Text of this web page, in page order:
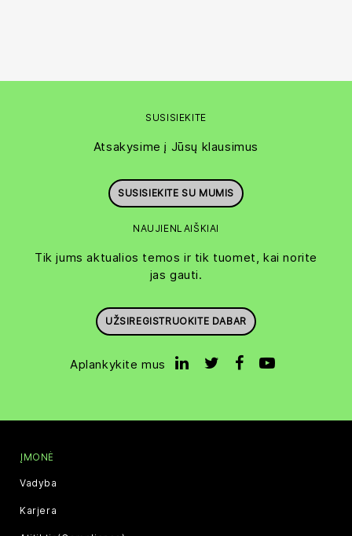
SUSISIEKITE
Atsakysime į Jūsų klausimus
SUSISIEKITE SU MUMIS
NAUJIENLAIŠKIAI
Tik jums aktualios temos ir tik tuomet, kai norite
jas gauti.
UŽSIREGISTRUOKITE DABAR
Aplankykite mus
ĮMONĖ
Vadyba
Karjera